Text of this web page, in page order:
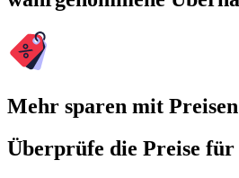
Mehr sparen mit
Überprüfe die Preise für